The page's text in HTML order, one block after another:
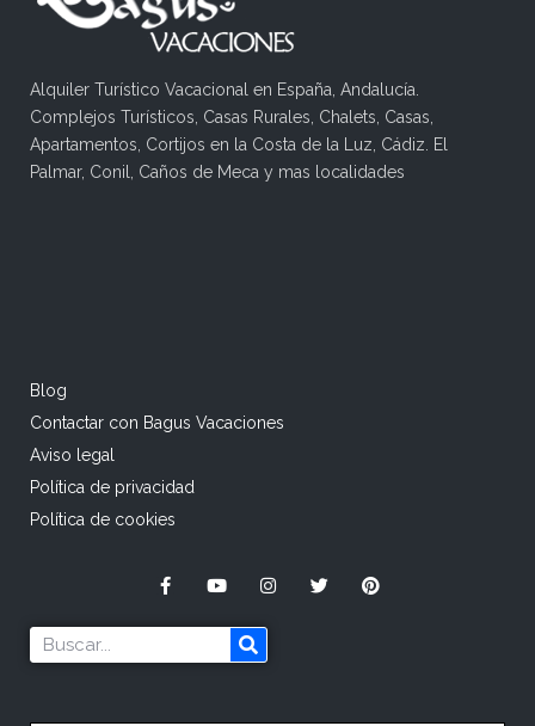
Alquiler Turístico Vacacional en España, Andalucía.
Complejos Turísticos, Casas Rurales, Chalets, Casas,
Apartamentos, Cortijos en la Costa de la Luz, Cádiz. El
Palmar, Conil, Caños de Meca y mas localidades
Blog
Contactar con Bagus Vacaciones
Aviso legal
Política de privacidad
Política de cookies